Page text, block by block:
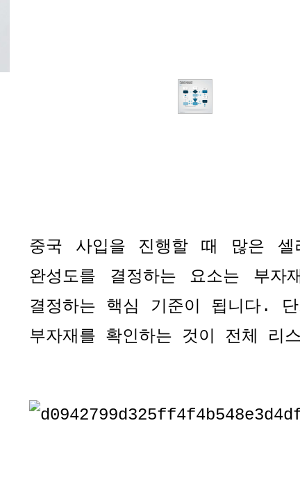
중국 사입을 진행할 때 많은 셀
완성도를 결정하는 요소는 부자
결정하는 핵심 기준이 됩니다.
부자재를 확인하는 것이 전체 리